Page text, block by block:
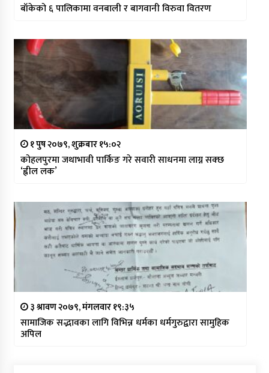
बाँकेको ६ पालिकामा वनबाली र बागवानी विरुवा वितरण
१ पुष २०७९, शुक्रबार १५:०२
कोहलपुरमा जथाभावी पार्किङ गरे सवारी साधनमा लाग्न सक्छ
‘ह्वील लक’
३ श्रावण २०७९, मंगलवार १९:३५
सामाजिक सद्भावका लागि विभिन्न धर्मका धर्मगुरुद्वारा सामुहिक
अपिल